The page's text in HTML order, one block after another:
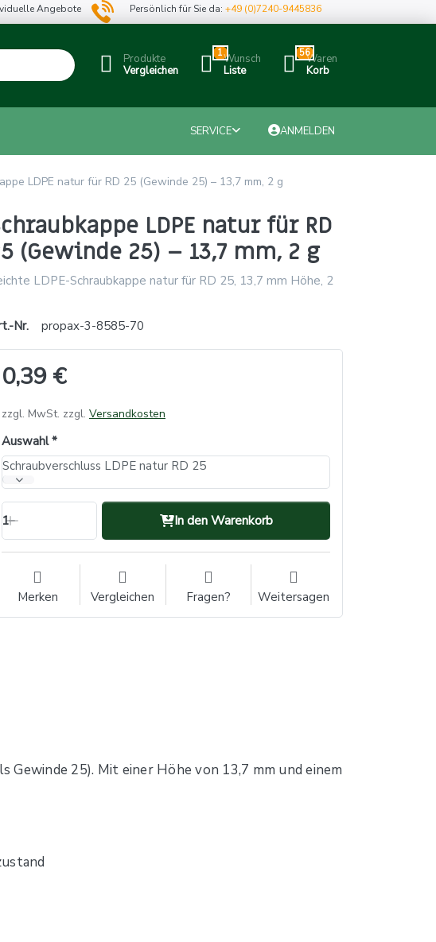
Angebote Persönlich für Sie da:+49 (0)7240-9445836
Produkte
Vergleichen
1Wunsch
Liste
56Waren
Korb
SERVICE ANMELDEN
LDPE natur für RD 25 (Gewinde 25) – 13,7 mm, 2 g
LDPE natur für RD
(Gewinde 25) – 13,7 mm, 2 g
LDPE-Schraubkappe natur für RD 25, 13,7 mm Höhe, 2
Nr.
propax-3-8585-70
0,39 €
zzgl. MwSt. zzgl. Versandkosten
Auswahl
Schraubverschluss LDPE natur RD 25
1 In den Warenkorb
Merken Vergleichen Fragen? Weitersagen
Gewinde 25). Mit einer Höhe von 13,7 mm und einem